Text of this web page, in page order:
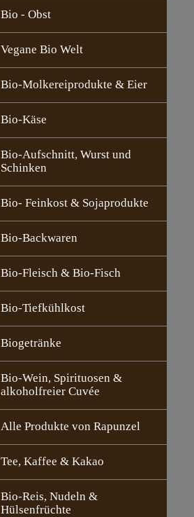
Bio - Obst
Vegane Bio Welt
Bio-Molkereiprodukte & Eier
Bio-Käse
Bio-Aufschnitt, Wurst und
Schinken
Bio- Feinkost & Sojaprodukte
Bio-Backwaren
Bio-Fleisch & Bio-Fisch
Bio-Tiefkühlkost
Biogetränke
Bio-Wein, Spirituosen &
alkoholfreier Cuvée
Alle Produkte von Rapunzel
Tee, Kaffee & Kakao
Bio-Reis, Nudeln &
Hülsenfrüchte